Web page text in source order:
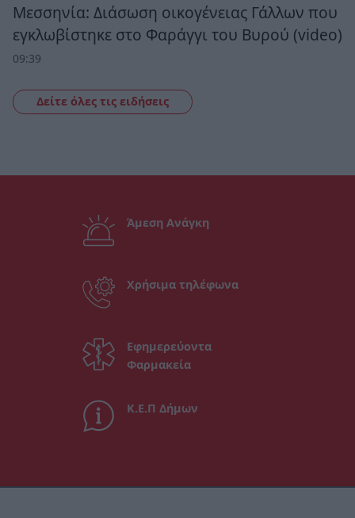
Μεσσηνία: Διάσωση οικογένειας Γάλλων που
εγκλωβίστηκε στο Φαράγγι του Βυρού (video)
09:39
Δείτε όλες τις ειδήσεις
Άμεση Ανάγκη
Χρήσιμα τηλέφωνα
Εφημερεύοντα
Φαρμακεία
Κ.Ε.Π Δήμων